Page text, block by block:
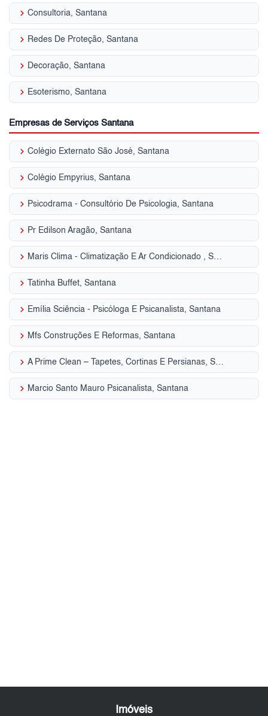
keyboard_arrow_right Consultoria, Santana
keyboard_arrow_right Redes De Proteção, Santana
keyboard_arrow_right Decoração, Santana
keyboard_arrow_right Esoterismo, Santana
Empresas de Serviços Santana
keyboard_arrow_right Colégio Externato São José, Santana
keyboard_arrow_right Colégio Empyrius, Santana
keyboard_arrow_right Psicodrama - Consultório De Psicologia, Santana
keyboard_arrow_right Pr Edilson Aragão, Santana
keyboard_arrow_right Maris Clima - Climatização E Ar Condicionado , Santana
keyboard_arrow_right Tatinha Buffet, Santana
keyboard_arrow_right Emília Sciência - Psicóloga E Psicanalista, Santana
keyboard_arrow_right Mfs Construções E Reformas, Santana
keyboard_arrow_right A Prime Clean – Tapetes, Cortinas E Persianas, Santana
keyboard_arrow_right Marcio Santo Mauro Psicanalista, Santana
Imóveis